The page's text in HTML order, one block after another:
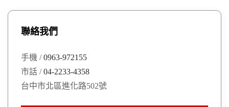
f聯絡我們
手機 /0963-972155
市話 /04-2233-4358
台中市北區進化路502號